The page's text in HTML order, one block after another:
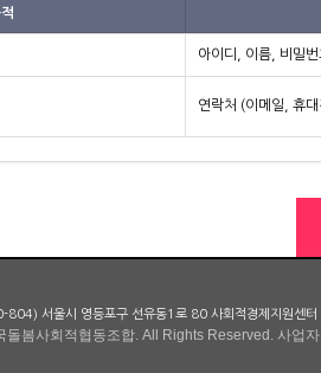
아이디, 이름, 비밀번
연락처 (이메일, 휴
804) 서울시 영등포구 선유동1로 80 사회적경제지원센
돌봄사회적협동조합. All Rights Reserved. 사업